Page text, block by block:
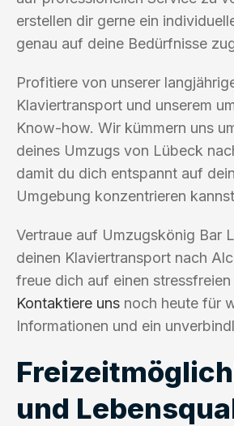
erstellen dir gerne ein
genau auf deine Bedürfnisse
Profitiere von unserer
Klaviertransport und unserem
Know-how. Wir kümmern uns
deines Umzugs von Lübeck
damit du dich entspannt auf
Umgebung konzentrieren
Vertraue auf Umzugskönig Bar
deinen Klaviertransport nach
freue dich auf einen stressfreien
Kontaktiere uns noch heute für
Informationen und ein
und